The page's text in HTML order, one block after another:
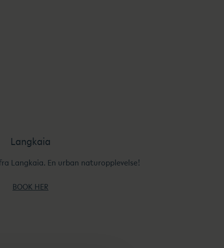
Langkaia
Langkaia. En urban naturopplevelse!
BOOK HER